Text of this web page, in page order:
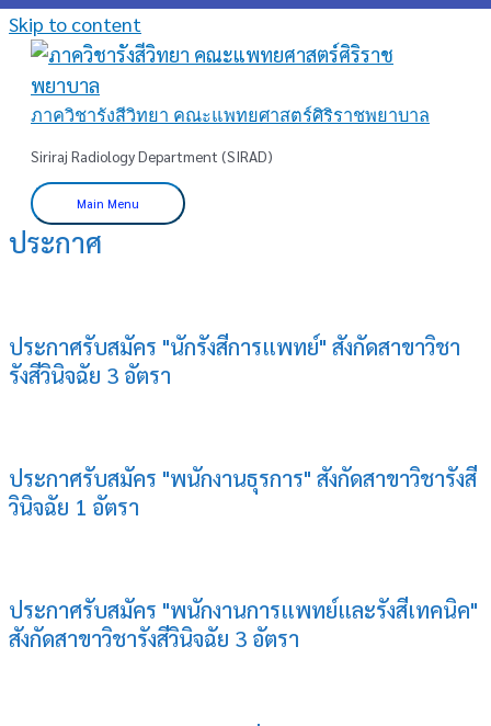
Skip to content
ภาควิชารังสีวิทยา คณะแพทยศาสตร์ศิริราชพยาบาล
Siriraj Radiology Department (SIRAD)
Main Menu
ประกาศ
ประกาศรับสมัคร "นักรังสีการแพทย์" สังกัดสาขาวิชา
รังสีวินิจฉัย 3 อัตรา
ประกาศรับสมัคร "พนักงานธุรการ" สังกัดสาขาวิชารังสี
วินิจฉัย 1 อัตรา
ประกาศรับสมัคร "พนักงานการแพทย์และรังสีเทคนิค"
สังกัดสาขาวิชารังสีวินิจฉัย 3 อัตรา